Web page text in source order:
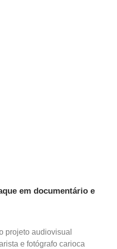
em documentário e
projeto audiovisual
e fotógrafo carioca